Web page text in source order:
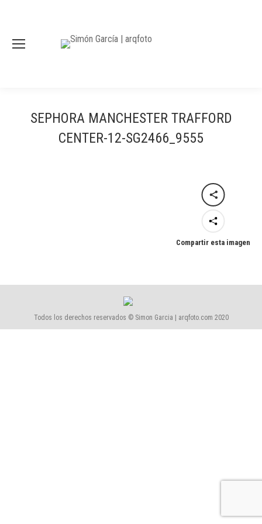
SEPHORA MANCHESTER TRAFFORD
CENTER-12-SG2466_9555
Compartir esta imagen
Todos los derechos reservados © Simon Garcia | arqfoto.com 2020